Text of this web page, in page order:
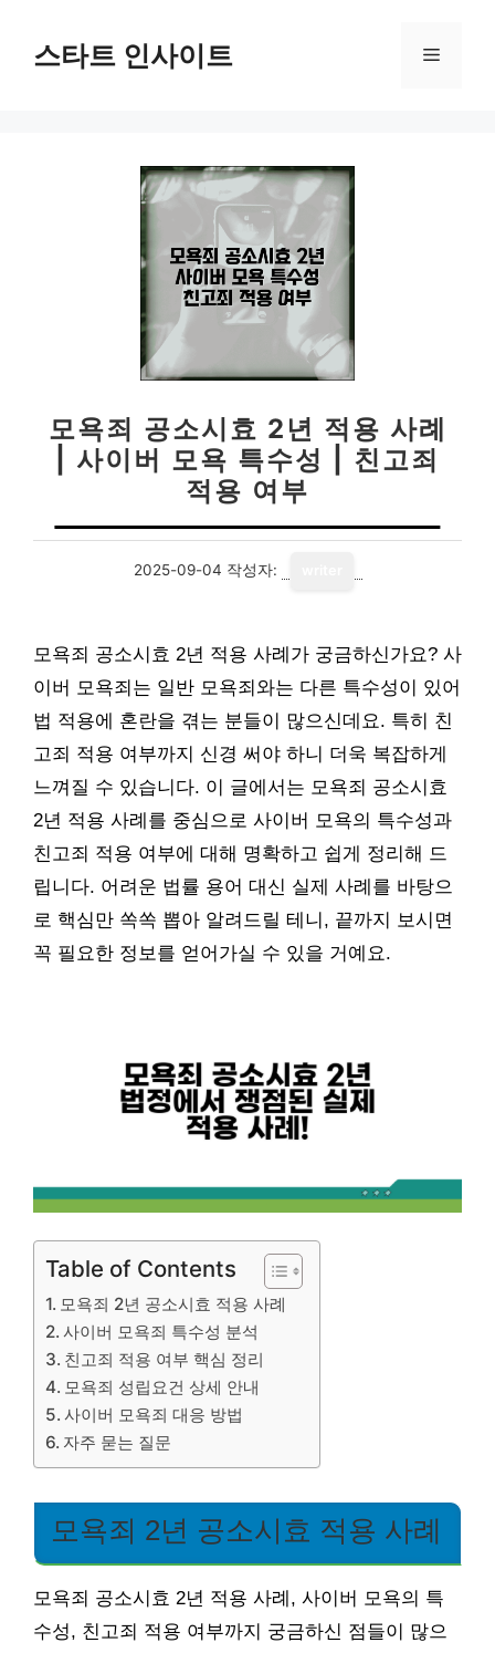
스타트 인사이트 메
모욕죄 공소시효 2년 적용 사례
| 사이버 모욕 특수성 | 친고죄
적용 여부
2025-09-04 작성자:
모욕죄 공소시효 2년 적용 사례가 궁금하신가요? 사
이버 모욕죄는 일반 모욕죄와는 다른 특수성이 있어
법 적용에 혼란을 겪는 분들이 많으신데요. 특히 친
고죄 적용 여부까지 신경 써야 하니 더욱 복잡하게
느껴질 수 있습니다. 이 글에서는 모욕죄 공소시효
2년 적용 사례를 중심으로 사이버 모욕의 특수성과
친고죄 적용 여부에 대해 명확하고 쉽게 정리해 드
립니다. 어려운 법률 용어 대신 실제 사례를 바탕으
로 핵심만 쏙쏙 뽑아 알려드릴 테니, 끝까지 보시면
꼭 필요한 정보를 얻어가실 수 있을 거예요.
Table of Contents
모욕죄 2년 공소시효 적용 사례
사이버 모욕죄 특수성 분석
친고죄 적용 여부 핵심 정리
모욕죄 성립요건 상세 안내
사이버 모욕죄 대응 방법
자주 묻는 질문
모욕죄 2년 공소시효 적용 사례
모욕죄 공소시효 2년 적용 사례, 사이버 모욕의 특
수성, 친고죄 적용 여부까지 궁금하신 점들이 많으